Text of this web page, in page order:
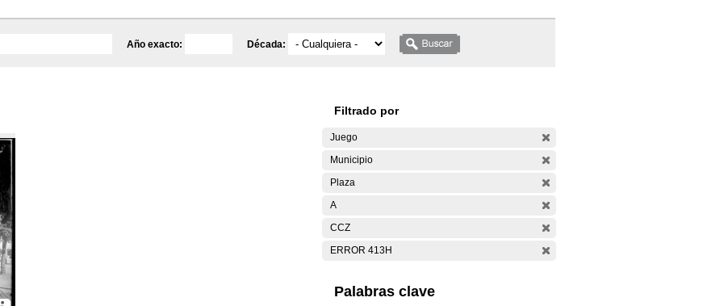
Año exacto: Década:
Filtrado por
Juego
Municipio
Plaza
A
CCZ
ERROR 413H
Palabras clave